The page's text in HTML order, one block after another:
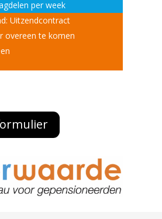
per week
Uitzendcontract
overeen te komen